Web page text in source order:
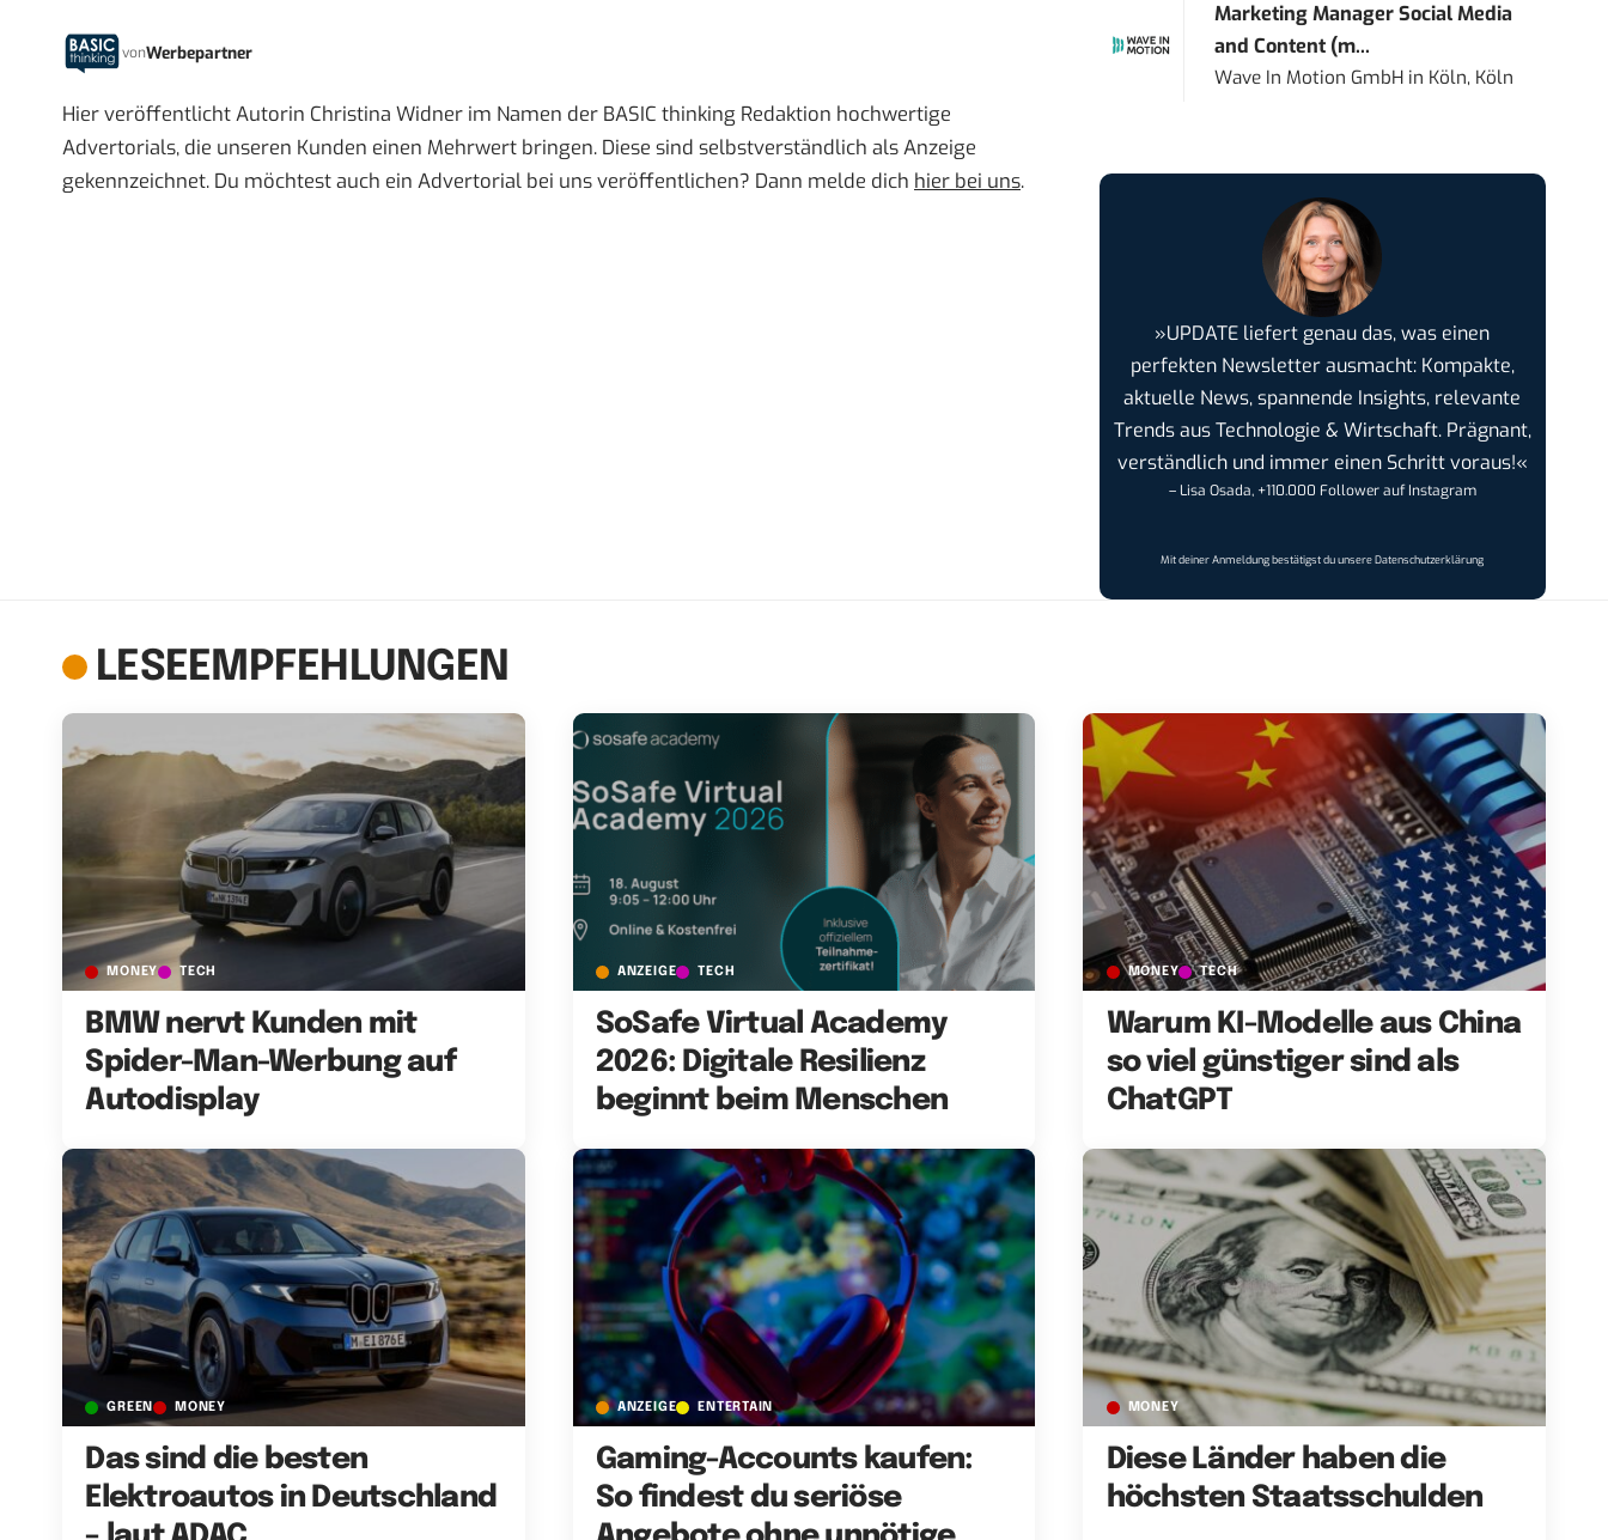
vonWerbepartner
Hier veröffentlicht Autorin Christina Widner im Namen der BASIC thinking Redaktion hochwertige
Advertorials, die unseren Kunden einen Mehrwert bringen. Diese sind selbstverständlich als Anzeige
gekennzeichnet. Du möchtest auch ein Advertorial bei uns veröffentlichen? Dann melde dich hier bei uns.
Marketing Manager Social Media
and Content (m...
Wave In Motion GmbH in Köln, Köln
»UPDATE liefert genau das, was einen
perfekten Newsletter ausmacht: Kompakte,
aktuelle News, spannende Insights, relevante
Trends aus Technologie & Wirtschaft. Prägnant,
verständlich und immer einen Schritt voraus!«
– Lisa Osada, +110.000 Follower auf Instagram
Mit deiner Anmeldung bestätigst du unsereDatenschutzerklärung
LESEEMPFEHLUNGEN
MONEY TECH
BMW nervt Kunden mit
Spider-Man-Werbung auf
Autodisplay
ANZEIGE TECH
SoSafe Virtual Academy
2026: Digitale Resilienz
beginnt beim Menschen
MONEY TECH
Warum KI-Modelle aus China
so viel günstiger sind als
ChatGPT
GREEN MONEY
Das sind die besten
Elektroautos in Deutschland
ANZEIGE ENTERTAIN
Gaming-Accounts kaufen:
So findest du seriöse
MONEY
Diese Länder haben die
höchsten Staatsschulden